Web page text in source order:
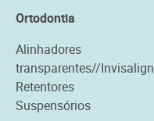
Ortodontia
Alinhadores
transparentes//Invisalign
Retentores
Suspensórios